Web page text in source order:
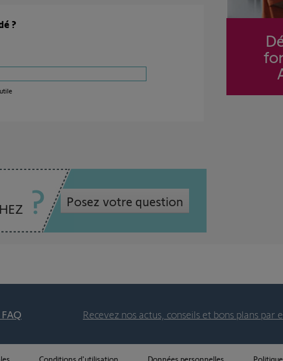
?
Posez votre question
Recevez nos actus, conseils et bons plans par
Conditions d'utilisation Données personnelles